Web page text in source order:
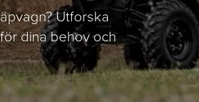
Utforska
dina behov och